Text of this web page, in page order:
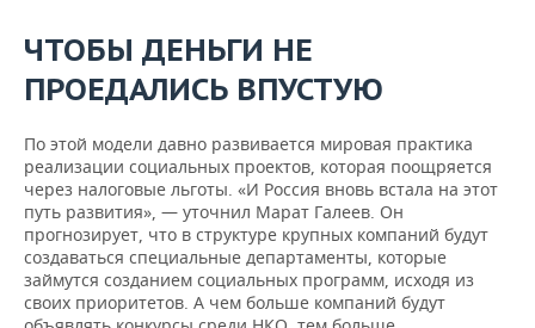
ЧТОБЫ ДЕНЬГИ НЕ
ПРОЕДАЛИСЬ ВПУСТУЮ
По этой модели давно развивается мировая практика
реализации социальных проектов, которая поощряется
через налоговые льготы. «И Россия вновь встала на этот
путь развития», — уточнил Марат Галеев. Он
прогнозирует, что в структуре крупных компаний будут
создаваться специальные департаменты, которые
займутся созданием социальных программ, исходя из
своих приоритетов. А чем больше компаний будут